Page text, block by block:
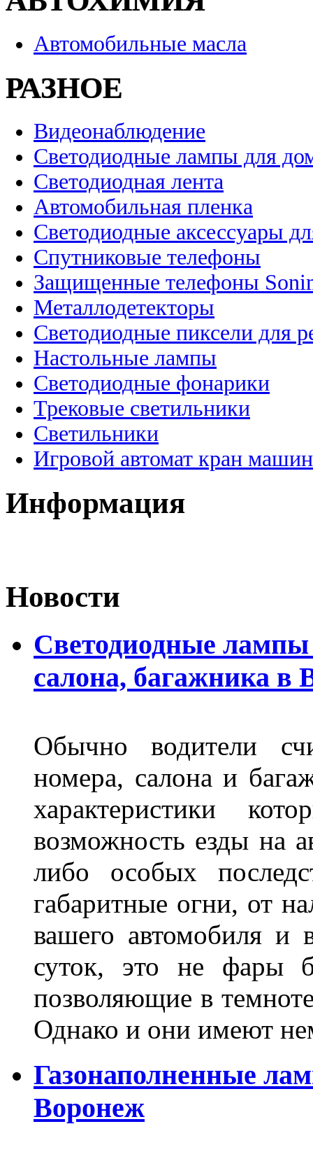
Автомобильные масла
РАЗНОЕ
Видеонаблюдение
Светодиодные лампы для
Светодиодная лента
Автомобильная пленка
Светодиодные аксессуары
Спутниковые телефоны
Защищенные телефоны
Металлодетекторы
Светодиодные пиксели для
Настольные лампы
Светодиодные фонарики
Трековые светильники
Светильники
Игровой автомат кран
Информация
Новости
Светодиодные лампы
салона, багажника в
Обычно водители
номера, салона и
характеристики
возможность езды на
либо особых
габаритные огни, от
вашего автомобиля и
суток, это не фары
позволяющие в
Однако и они имеют
Газонаполненные
Воронеж